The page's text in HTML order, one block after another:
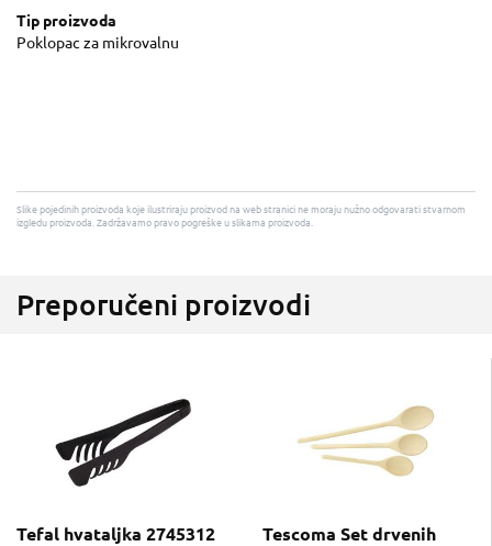
Tip proizvoda
Poklopac za mikrovalnu
Slike pojedinih proizvoda koje ilustriraju proizvod na web stranici ne moraju nužno odgovarati stvarnom
izgledu proizvoda. Zadržavamo pravo pogreške u slikama proizvoda.
Preporučeni proizvodi
Tefal hvataljka 2745312
Tescoma Set drvenih